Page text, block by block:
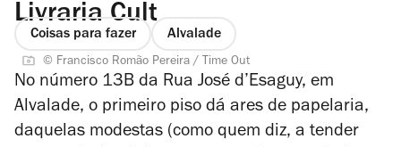
Livraria Cult
Coisas para fazer Alvalade
© Francisco Romão Pereira / Time Out
No número 13B da Rua José d’Esaguy, em
Alvalade, o primeiro piso dá ares de papelaria,
daquelas modestas (como quem diz, a tender